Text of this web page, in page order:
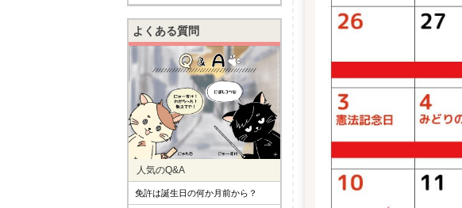
よくある質問
人気のQ&A
免許は誕生日の何か月前から？